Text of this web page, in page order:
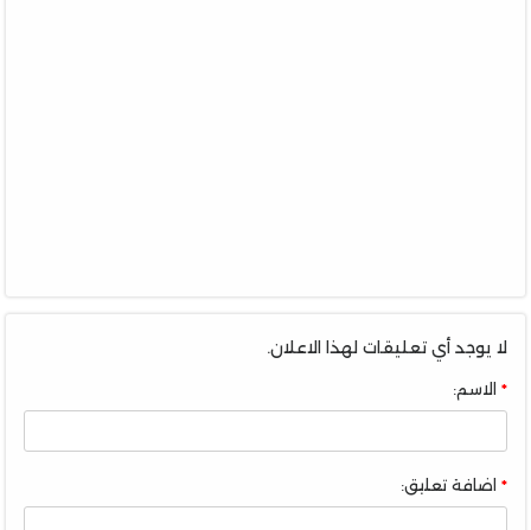
لا يوجد أي تعليقات لهذا الاعلان.
الاسم:
اضافة تعليق: